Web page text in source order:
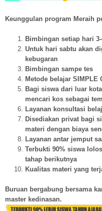
Keunggulan program Meraih
Bimbingan setiap hari
Untuk hari sabtu akan
kebugaran
Bimbingan sampe tes
Metode belajar SIMPLE
Bagi siswa dari luar
mencari kos sebagai
Layanan konsultasi
Disediakan privat bagi
materi dengan biaya
Layanan antar jemput
Terbukti 90% siswa
tahap berikutnya
Kualitas materi yang
Buruan bergabung bersama
master kedinasan.